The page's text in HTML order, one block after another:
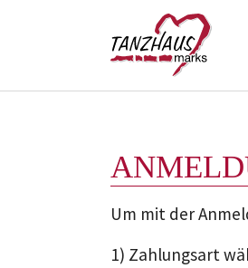
Um mit der
1) Zahlungsart